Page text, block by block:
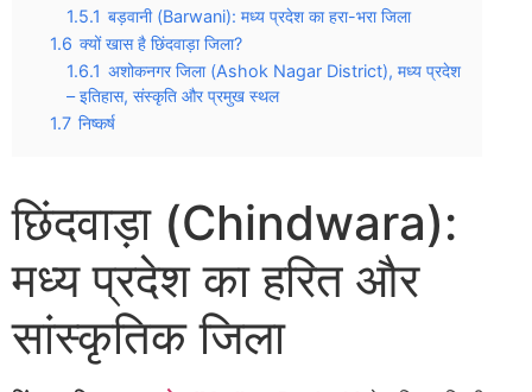
1.5.1 बड़वानी (Barwani): मध्य प्रदेश का हरा-भरा जिला
1.6 क्यों खास है छिंदवाड़ा जिला?
1.6.1 अशोकनगर जिला (Ashok Nagar District), मध्य प्रदेश
– इतिहास, संस्कृति और प्रमुख स्थल
1.7 निष्कर्ष
छिंदवाड़ा (Chindwara):
मध्य प्रदेश का हरित और
सांस्कृतिक जिला